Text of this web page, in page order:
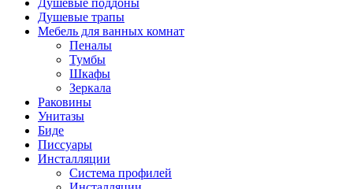
Душевые поддоны
Душевые трапы
Мебель для ванных комнат
Пеналы
Тумбы
Шкафы
Зеркала
Раковины
Унитазы
Биде
Писсуары
Инсталляции
Система профилей